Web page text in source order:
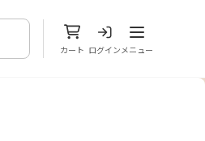
カート ログイン
メニューを開
メニュー